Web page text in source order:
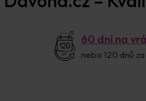
60 dní na
nebo 120 dnů